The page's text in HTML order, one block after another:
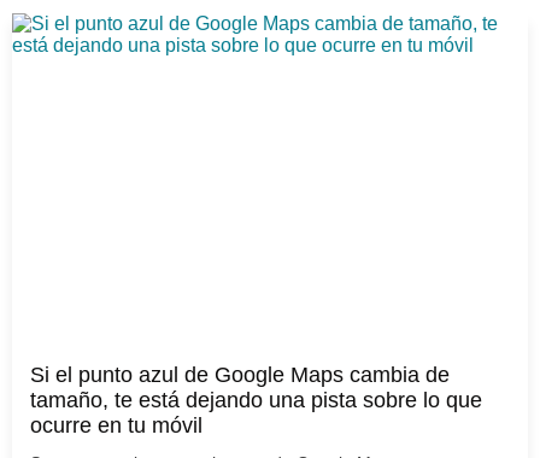
Si el punto azul de Google Maps cambia de
tamaño, te está dejando una pista sobre lo que
ocurre en tu móvil